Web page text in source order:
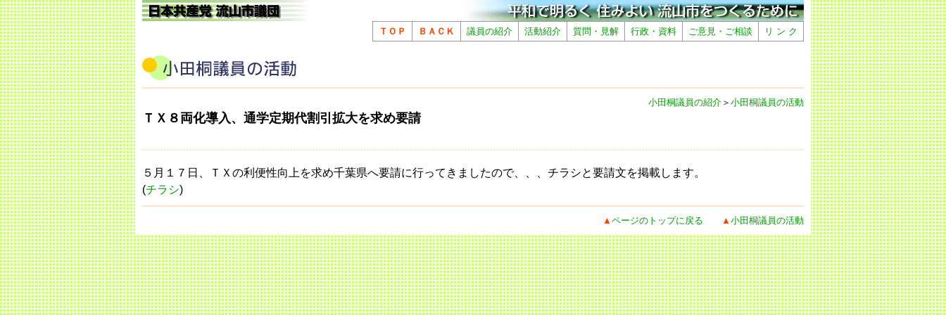
ＴＯＰ ＢＡＣＫ 議員の紹介 活動紹介 質問・見解 行政・資料 ご意見・ご相談 リ ン ク
小田桐議員の紹介 ＞ 小田桐議員の活動
ＴＸ８両化導入、通学定期代割引拡大を求め要請
５月１７日、ＴＸの利便性向上を求め千葉県へ要請に行ってきましたので、、、チラシと要請文を掲載します。
(チラシ)
▲ ページのトップに戻る ▲ 小田桐議員の活動